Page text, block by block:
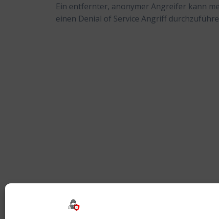
Ein entfernter, anonymer Angreifer kann
einen Denial of Service Angriff